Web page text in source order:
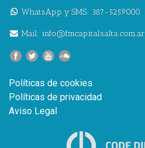
WhatsApp y SMS: 387-5259000.
Mail: info@fmcapitalsalta.com.ar
Políticas de cookies
Políticas de privacidad
Aviso Legal